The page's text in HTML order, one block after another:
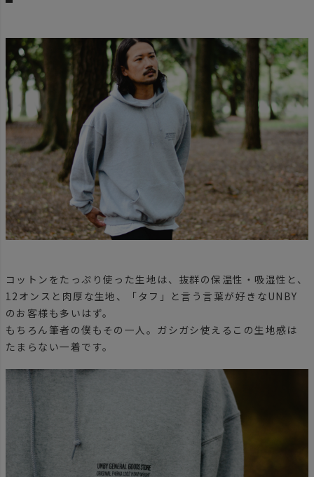
コットンをたっぷり使った生地は、抜群の保温性・吸湿性と、
12オンスと肉厚な生地、「タフ」と言う言葉が好きなUNBY
のお客様も多いはず。
もちろん筆者の僕もその一人。ガシガシ使えるこの生地感は
たまらない一着です。